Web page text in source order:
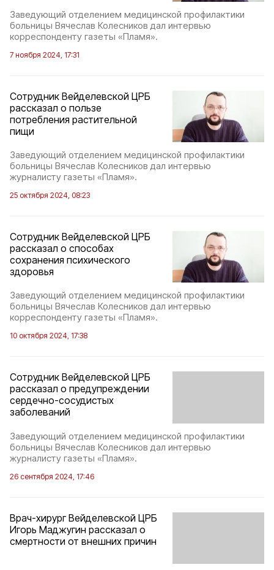
Заведующий отделением медицинской профилактики
больницы Вячеслав Колесников дал интервью
корреспонденту газеты «Пламя».
7 ноября 2024, 17:31
Сотрудник Вейделевской ЦРБ
рассказал о пользе
потребления растительной
пищи
Заведующий отделением медицинской профилактики
больницы Вячеслав Колесников дал интервью
журналисту газеты «Пламя».
25 октября 2024, 08:23
Сотрудник Вейделевской ЦРБ
рассказал о способах
сохранения психического
здоровья
Заведующий отделением медицинской профилактики
больницы Вячеслав Колесников дал интервью
корреспонденту газеты «Пламя».
10 октября 2024, 17:38
Сотрудник Вейделевской ЦРБ
рассказал о предупреждении
сердечно-сосудистых
заболеваний
Заведующий отделением медицинской профилактики
больницы Вячеслав Колесников дал интервью
журналисту газеты «Пламя».
26 сентября 2024, 17:46
Врач-хирург Вейделевской ЦРБ
Игорь Маджугин рассказал о
смертности от внешних причин